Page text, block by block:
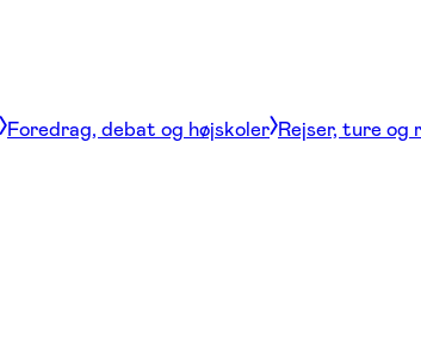
Foredrag, debat og højskoler Rejser, ture og